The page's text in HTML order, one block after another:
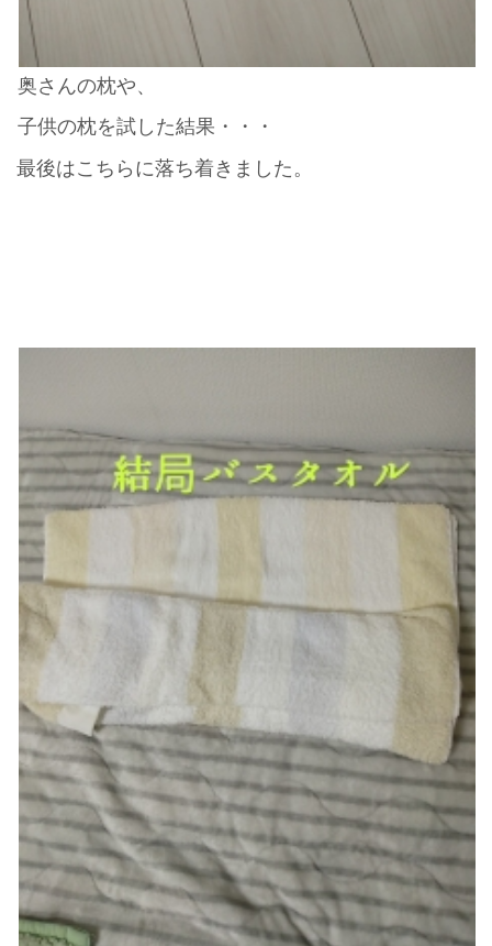
奥さんの枕や、
子供の枕を試した結果・・・
最後はこちらに落ち着きました。